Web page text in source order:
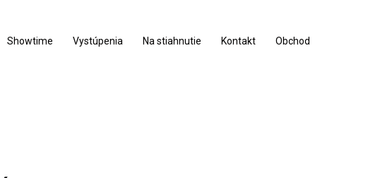
Showtime Vystúpenia Na stiahnutie Kontakt Obchod